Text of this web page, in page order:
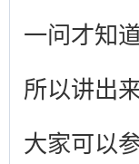
一问才知
所以讲出
大家可以